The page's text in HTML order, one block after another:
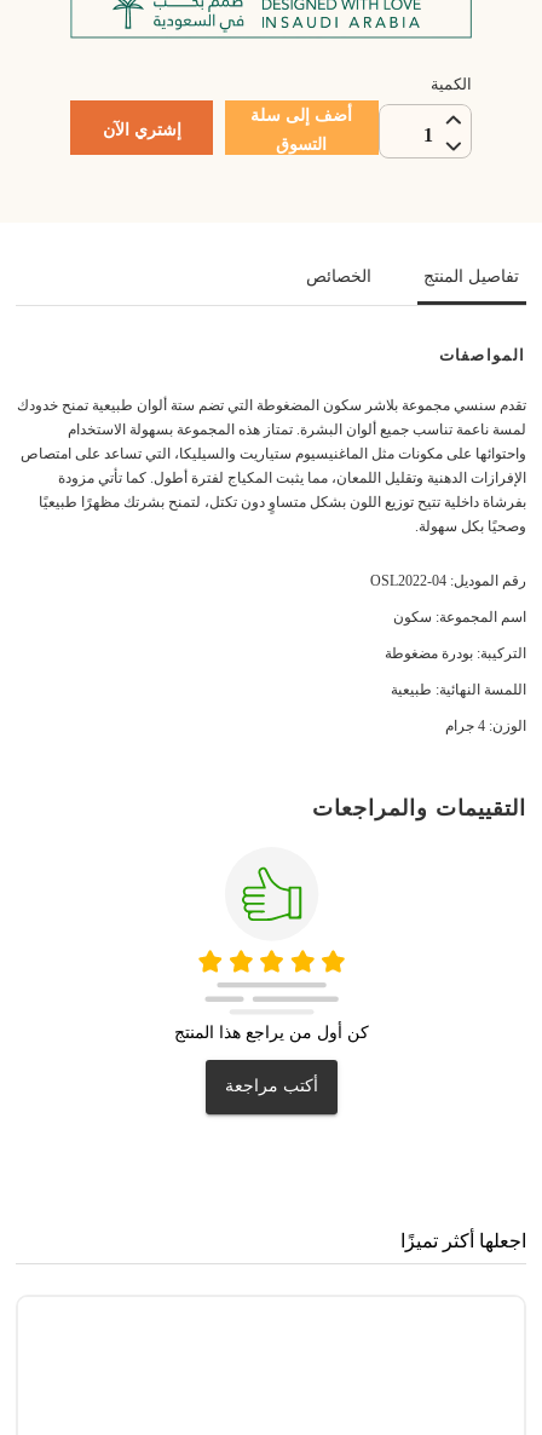
الكمية
1
أضف إلى سلة
التسوق
إشتري الآن
تفاصيل المنتج الخصائص
المواصفات
تقدم سنسي مجموعة بلاشر سكون المضغوطة التي تضم ستة ألوان طبيعية تمنح خدودك
لمسة ناعمة تناسب جميع ألوان البشرة. تمتاز هذه المجموعة بسهولة الاستخدام
واحتوائها على مكونات مثل الماغنيسيوم ستياريت والسيليكا، التي تساعد على امتصاص
الإفرازات الدهنية وتقليل اللمعان، مما يثبت المكياج لفترة أطول. كما تأتي مزودة
بفرشاة داخلية تتيح توزيع اللون بشكل متساوٍ دون تكتل، لتمنح بشرتك مظهرًا طبيعيًا
وصحيًا بكل سهولة.
رقم الموديل: OSL2022-04
اسم المجموعة: سكون
التركيبة: بودرة مضغوطة
اللمسة النهائية: طبيعية
الوزن: 4 جرام
التقييمات والمراجعات
كن أول من يراجع هذا المنتج
أكتب مراجعة
اجعلها أكثر تميزًا